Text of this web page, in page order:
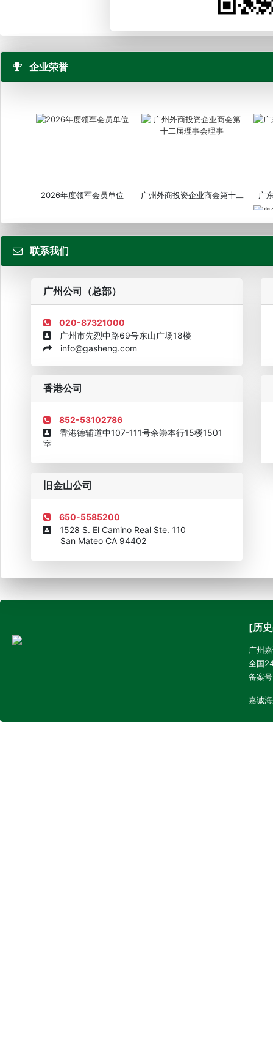
企业荣誉
2026年度领军会员单位
广州外商投资企业商会第十二
届...
广
企业诚信AAAAA奖牌2015 欧美澳最具价值品牌移民机构
联系我们
广州公司（总部）
020-87321000
广州市先烈中路69号东山广场18楼
info@gasheng.com
香港公司
852-53102786
香港德辅道中107-111号余崇本行15楼1501
室
旧金山公司
650-5585200
1528 S. El Camino Real Ste. 110
San Mateo CA 94402
[历
广州
全国
备案
嘉诚